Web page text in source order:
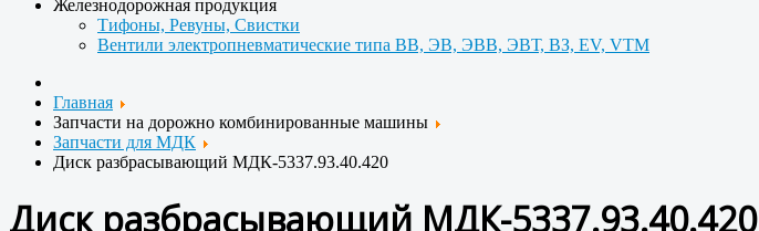
Железнодорожная продукция
Тифоны, Ревуны, Свистки
Вентили электропневматические типа ВВ, ЭВ, ЭВВ, ЭВТ, ВЗ, EV, VTM
Главная
Запчасти на дорожно комбинированные машины
Запчасти для МДК
Диск разбрасывающий МДК-5337.93.40.420
Диск разбрасывающий МДК-5337.93.40.420